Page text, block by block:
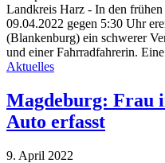
Landkreis Harz - In den frühen
09.04.2022 gegen 5:30 Uhr
(Blankenburg) ein schwerer
und einer Fahrradfahrerin.
Aktuelles
Magdeburg: Frau
Auto erfasst
9. April 2022